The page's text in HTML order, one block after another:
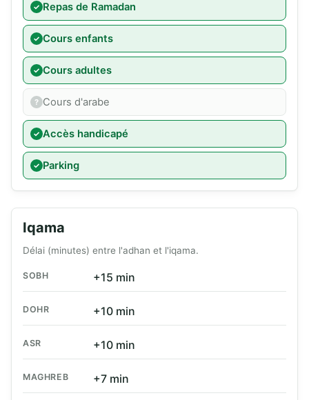
Repas de Ramadan
Cours enfants
Cours adultes
Cours d'arabe
Accès handicapé
Parking
Iqama
Délai (minutes) entre l'adhan et l'iqama.
SOBH +15 min
DOHR +10 min
ASR +10 min
MAGHREB +7 min